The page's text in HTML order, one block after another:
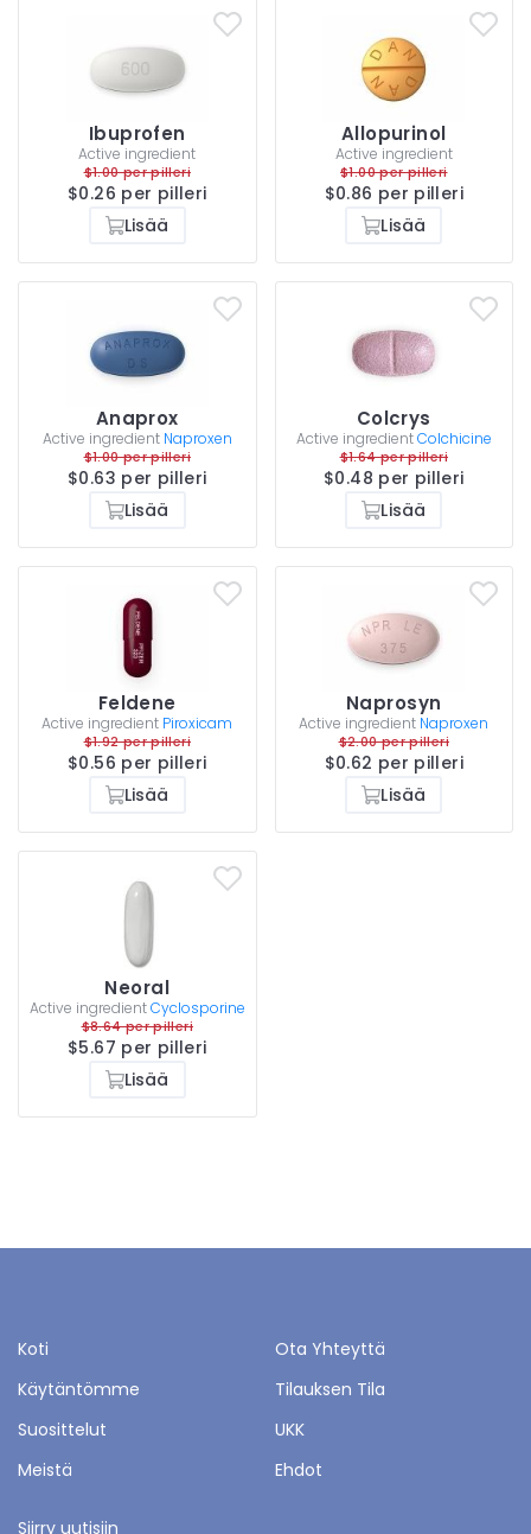
Ibuprofen
Active ingredient
$1.00 per pilleri
$0.26 per pilleri
Lisää
Allopurinol
Active ingredient
$1.00 per pilleri
$0.86 per pilleri
Lisää
Anaprox
Active ingredient Naproxen
$1.00 per pilleri
$0.63 per pilleri
Lisää
Colcrys
Active ingredientColchicine
$1.64 per pilleri
$0.48 per pilleri
Lisää
Feldene
Active ingredient Piroxicam
$1.92 per pilleri
$0.56 per pilleri
Lisää
Naprosyn
Active ingredient Naproxen
$2.00 per pilleri
$0.62 per pilleri
Lisää
Neoral
Active ingredientCyclosporine
$8.64 per pilleri
$5.67 per pilleri
Lisää
Koti
Ota Yhteyttä
Käytäntömme
Tilauksen Tila
Suosittelut
UKK
Meistä
Ehdot
Siirry uutisiin